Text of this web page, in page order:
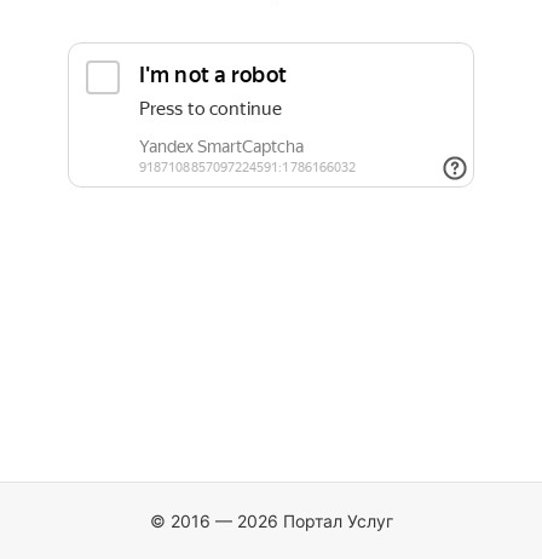
© 2016 — 2026 Портал Услуг